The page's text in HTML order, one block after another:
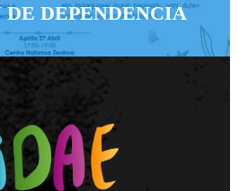
DEPENDENCIA